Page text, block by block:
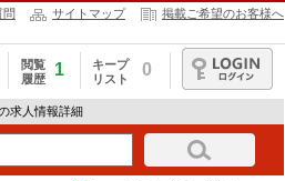
問 サイトマップ 掲載ご希望のお客様へ
閲覧
履歴
1
キープ
リスト
0
ログイン
求人情報詳細